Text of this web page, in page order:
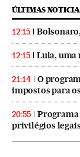
ÚLTIMAS
12:15
12:15 Lula, uma
21:14
O
impostos para
20:55
privilégios